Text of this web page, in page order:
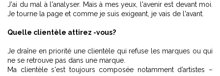
J'ai du mal à l'analyser. Mais à mes yeux, l'avenir est devant moi.
Je tourne la page et comme je suis exigeant, je vais de l'avant.
Quelle clientèle attirez -vous?
Je draîne en priorité une clientèle qui refuse les marques ou qui
ne se retrouve pas dans une marque.
Ma clientèle s'est toujours composée notamment d’artistes –